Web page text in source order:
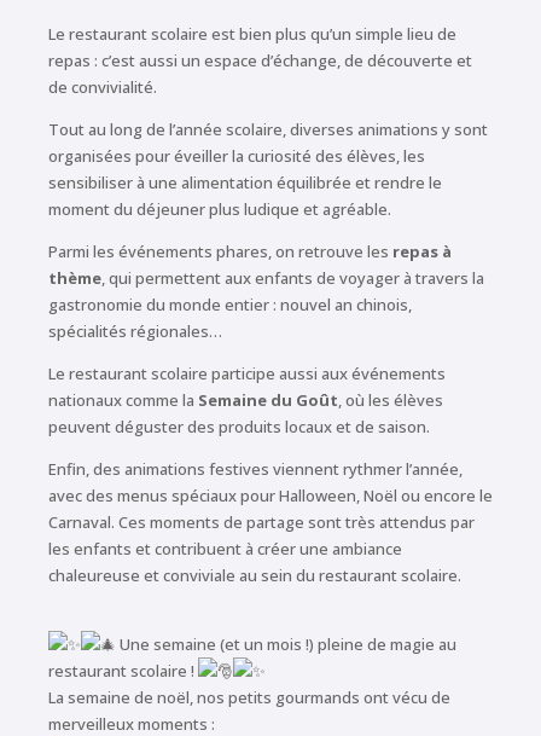
Le restaurant scolaire est bien plus qu’un simple lieu de
repas : c’est aussi un espace d’échange, de découverte et
de convivialité.
Tout au long de l’année scolaire, diverses animations y sont
organisées pour éveiller la curiosité des élèves, les
sensibiliser à une alimentation équilibrée et rendre le
moment du déjeuner plus ludique et agréable.
Parmi les événements phares, on retrouve les repas à
thème, qui permettent aux enfants de voyager à travers la
gastronomie du monde entier : nouvel an chinois,
spécialités régionales…
Le restaurant scolaire participe aussi aux événements
nationaux comme la Semaine du Goût, où les élèves
peuvent déguster des produits locaux et de saison.
Enfin, des animations festives viennent rythmer l’année,
avec des menus spéciaux pour Halloween, Noël ou encore le
Carnaval. Ces moments de partage sont très attendus par
les enfants et contribuent à créer une ambiance
chaleureuse et conviviale au sein du restaurant scolaire.
Une semaine (et un mois !) pleine de magie au
restaurant scolaire !
La semaine de noël, nos petits gourmands ont vécu de
merveilleux moments :